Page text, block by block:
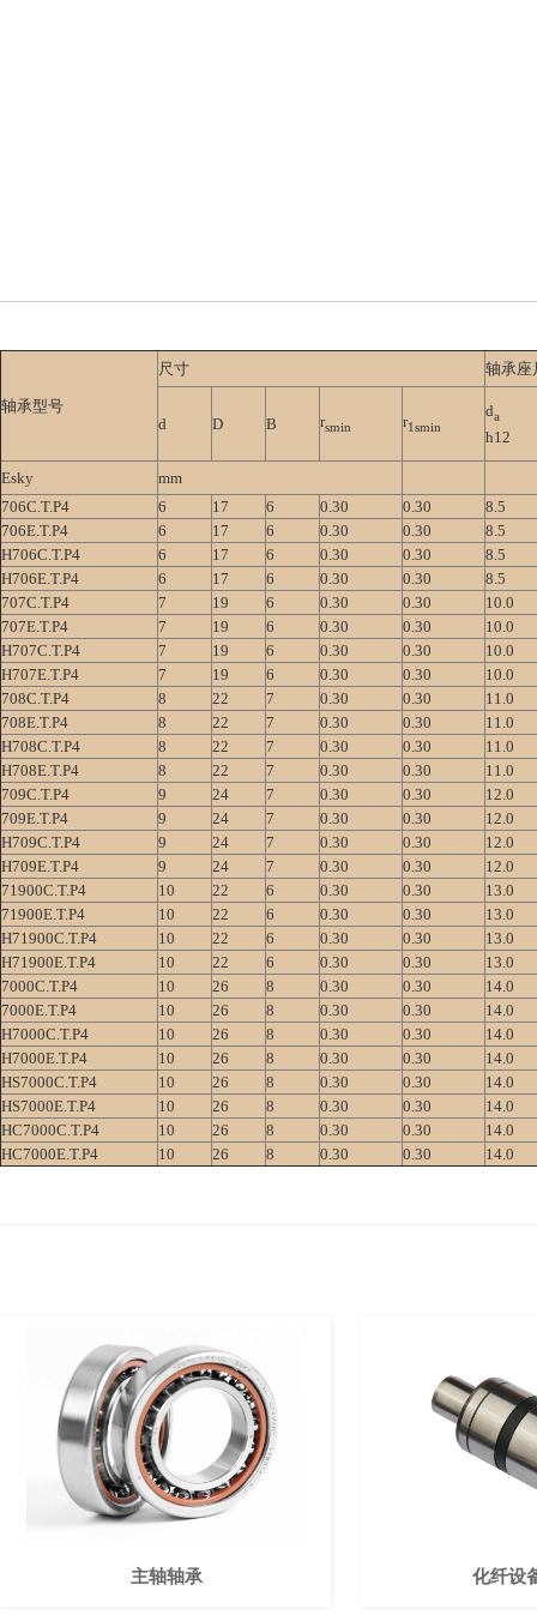
轴承型号
尺寸 轴承座
d D B rsmin r1smin
da
h12
Esky
mm
706C.T.P4
6 17 6 0.30 0.30
8.5
706E.T.P4
6 17 6 0.30 0.30
8.5
H706C.T.P4
6 17 6 0.30 0.30
8.5
H706E.T.P4
6 17 6 0.30 0.30
8.5
707C.T.P4
7 19 6 0.30 0.30
10.0
707E.T.P4
7 19 6 0.30 0.30
10.0
H707C.T.P4
7 19 6 0.30 0.30
10.0
H707E.T.P4
7 19 6 0.30 0.30
10.0
708C.T.P4
8 22 7 0.30 0.30
11.0
708E.T.P4
8 22 7 0.30 0.30
11.0
H708C.T.P4
8 22 7 0.30 0.30
11.0
H708E.T.P4
8 22 7 0.30 0.30
11.0
709C.T.P4
9 24 7 0.30 0.30
12.0
709E.T.P4
9 24 7 0.30 0.30
12.0
H709C.T.P4
9 24 7 0.30 0.30
12.0
H709E.T.P4
9 24 7 0.30 0.30
12.0
71900C.T.P4
10 22 6 0.30 0.30
13.0
71900E.T.P4
10 22 6 0.30 0.30
13.0
H71900C.T.P4
10 22 6 0.30 0.30
13.0
H71900E.T.P4
10 22 6 0.30 0.30
13.0
7000C.T.P4
10 26 8 0.30 0.30
14.0
7000E.T.P4
10 26 8 0.30 0.30
14.0
H7000C.T.P4
10 26 8 0.30 0.30
14.0
H7000E.T.P4
10 26 8 0.30 0.30
14.0
HS7000C.T.P4
10 26 8 0.30 0.30
14.0
HS7000E.T.P4
10 26 8 0.30 0.30
14.0
HC7000C.T.P4
10 26 8 0.30 0.30
14.0
HC7000E.T.P4
10 26 8 0.30 0.30 14.0
主轴轴承 化纤设